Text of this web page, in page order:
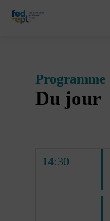
Programme
Du jour
14:30